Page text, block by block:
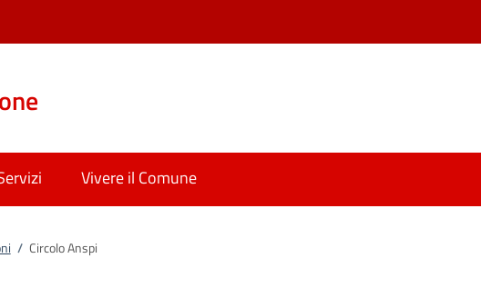
Vivere il Comune
/ Circolo Anspi